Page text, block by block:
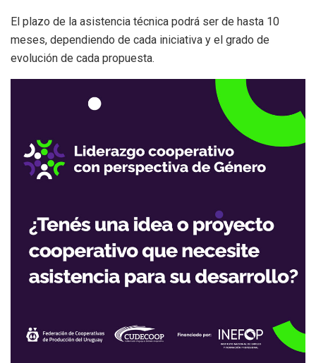
El plazo de la asistencia técnica podrá ser de hasta 10
meses, dependiendo de cada iniciativa y el grado de
evolución de cada propuesta.